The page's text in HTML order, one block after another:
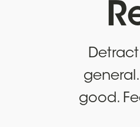
good.